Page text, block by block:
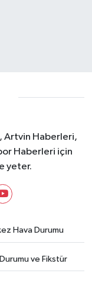
Artvin Haberleri,
Haberleri için
yeter.
Hava Durumu
ve Fikstür